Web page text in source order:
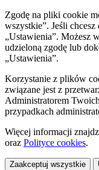
Zgodę na pliki cookie
wszystkie”. Jeśli
„Ustawienia”. Możesz
udzieloną zgodę lub
„Ustawienia”.
Korzystanie z plików
związane jest z
Administratorem
przypadkach
Więcej informacji
oraz Polityce cookies.
Zaakceptuj wszystkie